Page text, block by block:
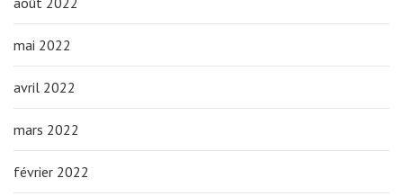
mai 2022
avril 2022
mars 2022
février 2022